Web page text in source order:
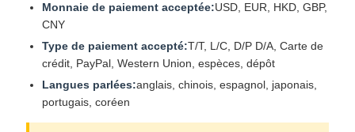
Monnaie de paiement acceptée:USD, EUR, HKD, GBP,
CNY
Type de paiement accepté:T/T, L/C, D/P D/A, Carte de
crédit, PayPal, Western Union, espèces, dépôt
Langues parlées:anglais, chinois, espagnol, japonais,
portugais, coréen